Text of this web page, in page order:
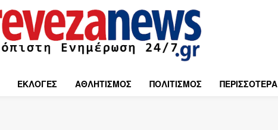
ΕΚΛΟΓΕΣ ΑΘΛΗΤΙΣΜΟΣ ΠΟΛΙΤΙΣΜΟΣ ΠΕΡΙΣΣΟΤΕΡΑ